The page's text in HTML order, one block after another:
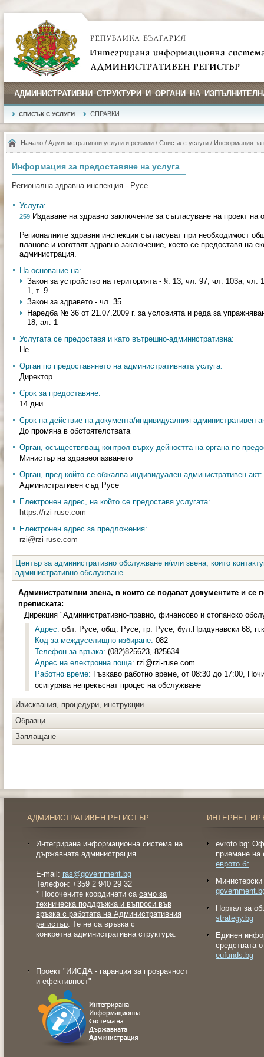
АДМИНИСТРАТИВНИ СТРУКТУРИ И ОРГАНИ НА
СПИСЪК С УСЛУГИ СПРАВКИ
Начало / Административни услуги и режими / Списък с услуги / Информация за
Информация за предоставяне на услуга
Регионална здравна инспекция - Русе
Услуга:
259 Издаване на здравно заключение за съгласуване на проект на
Регионалните здравни инспекции съгласуват при необходимост
планове и изготвят здравно заключение, което се предоставя на
администрация.
На основание на:
Закон за устройство на територията - §. 13, чл. 97, чл. 103а,
1, т. 9
Закон за здравето - чл. 35
Наредба № 36 от 21.07.2009 г. за условията и реда за
18, ал. 1
Услугата се предоставя и като вътрешно-административна:
Не
Орган по предоставянето на административната услуга:
Директор
Срок за предоставяне:
14 дни
Срок на действие на документа/индивидуалния административен
До промяна в обстоятелствата
Орган, осъществяващ контрол върху дейността на органа по
Министър на здравеопазването
Орган, пред който се обжалва индивидуален административен акт:
Административен съд Русе
Електронен адрес, на който се предоставя услугата:
https://rzi-ruse.com
Електронен адрес за предложения:
rzi@rzi-ruse.com
Център за административно обслужване и/или звена, които
административно обслужване
Административни звена, в които се подават документите и се
преписката:
Дирекция "Административно-правно, финансово и стопанско
Адрес: обл. Русе, общ. Русе, гр. Русе, бул.Придунавски 68,
Код за междуселищно избиране: 082
Телефон за връзка: (082)825623, 825634
Адрес на електронна поща: rzi@rzi-ruse.com
Работно време: Гъвкаво работно време, от 08:30 до 17:00,
осигурява непрекъснат процес на обслужване
Изисквания, процедури, инструкции
Образци
Заплащане
АДМИНИСТРАТИВЕН РЕГИСТЪР
Интегрирана информационна система на
държавната администрация
E-mail: ras@government.bg
Телефон: +359 2 940 29 32
* Посочените координати са само за
техническа поддръжка и въпроси във
връзка с работата на Административния
регистър. Те не са връзка с
конкретна административна структура.
Проект "ИИСДА - гаранция за прозрачност
и ефективност"
ИНТЕРНЕТ
evroto.bg:
приемане на
еврото.бг
Портал за
strategy.bg
Eдинен
средствата
eufunds.bg